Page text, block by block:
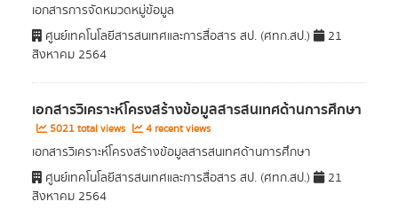
เอกสารการจัดหมวดหมู่ข้อมูล
ศูนย์เทคโนโลยีสารสนเทศและการสื่อสาร สป. (ศทก.สป.)
21
สิงหาคม 2564
เอกสารวิเคราะห์โครงสร้างข้อมูลสารสนเทศด้านการศึกษา
5021 total views 4 recent views
เอกสารวิเคราะห์โครงสร้างข้อมูลสารสนเทศด้านการศึกษา
ศูนย์เทคโนโลยีสารสนเทศและการสื่อสาร สป. (ศทก.สป.)
21
สิงหาคม 2564